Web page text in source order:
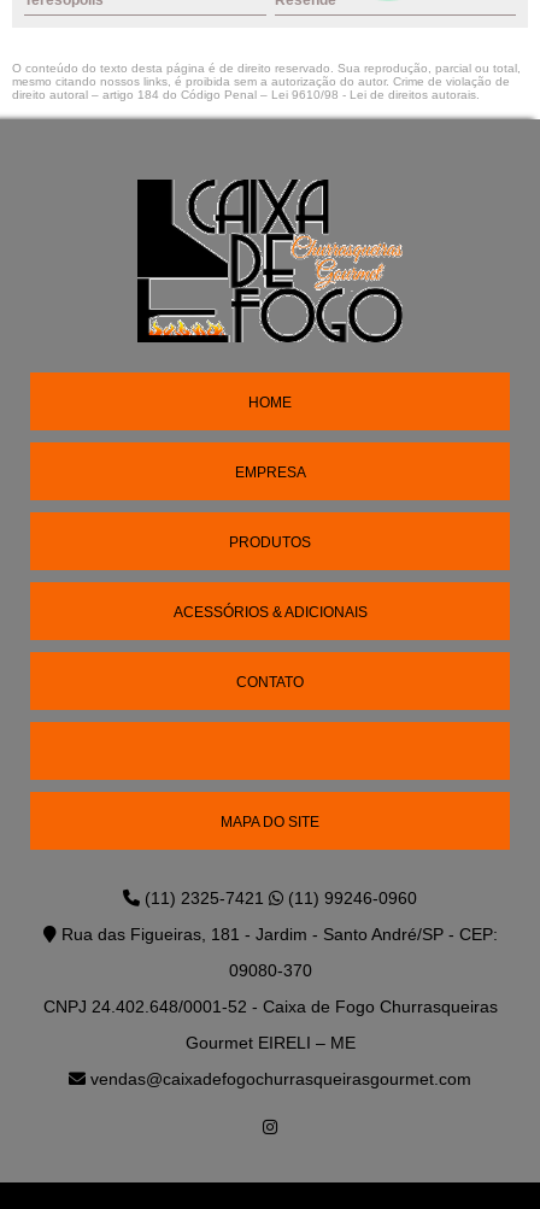
O conteúdo do texto desta página é de direito reservado. Sua reprodução, parcial ou total,
mesmo citando nossos links, é proibida sem a autorização do autor. Crime de violação de
direito autoral – artigo 184 do Código Penal – Lei 9610/98 - Lei de direitos autorais
HOME
EMPRESA
PRODUTOS
ACESSÓRIOS & ADICIONAIS
CONTATO
MAPA DO SITE
(11) 2325-7421
(11) 99246-0960
Rua das Figueiras, 181 - Jardim - Santo André/SP - CEP:
09080-370
CNPJ 24.402.648/0001-52 - Caixa de Fogo Churrasqueiras
Gourmet EIRELI – ME
vendas@caixadefogochurrasqueirasgourmet.com